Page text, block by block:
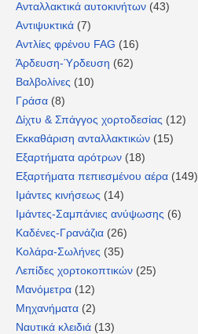
Ανταλλακτικά αυτοκινήτων (43)
Αντιψυκτικά (7)
Αντλίες φρένου FAG (16)
Άρδευση-Ύρδευση (62)
Βαλβολίνες (10)
Γράσα (8)
Δίχτυ & Σπάγγος χορτοδεσίας (12)
Εκκαθάριση ανταλλακτικών (15)
Εξαρτήματα αρότρων (18)
Εξαρτήματα πεπιεσμένου αέρα (149)
Ιμάντες κινήσεως (14)
Ιμάντες-Σαμπάνιες ανύψωσης (6)
Καδένες-Γρανάζια (26)
Κολάρα-Σωλήνες (35)
Λεπίδες χορτοκοπτικών (25)
Μανόμετρα (12)
Μηχανήματα (2)
Ναυτικά κλειδιά (13)